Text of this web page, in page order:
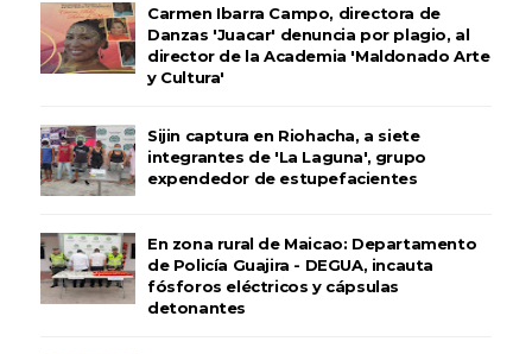
Carmen Ibarra Campo, directora de
Danzas 'Juacar' denuncia por plagio, al
director de la Academia 'Maldonado Arte
y Cultura'
Sijin captura en Riohacha, a siete
integrantes de 'La Laguna', grupo
expendedor de estupefacientes
En zona rural de Maicao: Departamento
de Policía Guajira - DEGUA, incauta
fósforos eléctricos y cápsulas
detonantes